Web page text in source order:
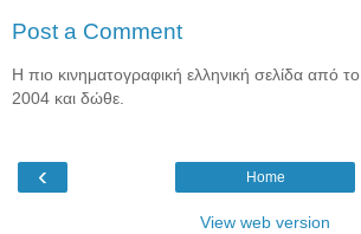
Post a Comment
Η πιο κινηματογραφική ελληνική σελίδα από το
2004 και δώθε.
‹ Home
View web version